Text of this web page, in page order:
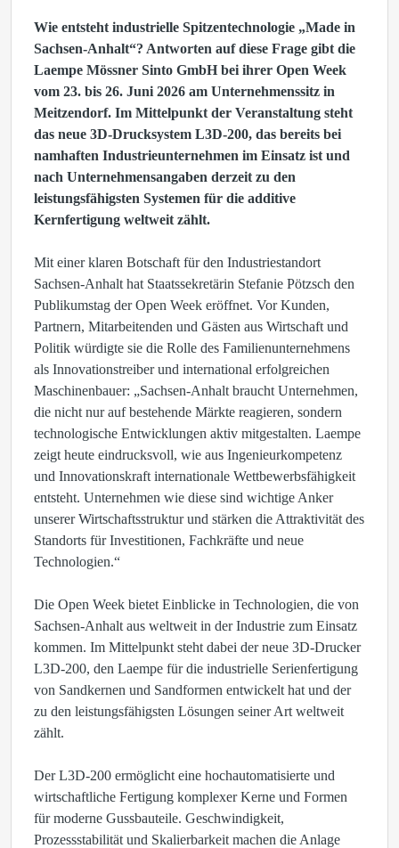
Wie entsteht industrielle Spitzentechnologie „Made in
Sachsen-Anhalt“? Antworten auf diese Frage gibt die
Laempe Mössner Sinto GmbH bei ihrer Open Week
vom 23. bis 26. Juni 2026 am Unternehmenssitz in
Meitzendorf. Im Mittelpunkt der Veranstaltung steht
das neue 3D-Drucksystem L3D-200, das bereits bei
namhaften Industrieunternehmen im Einsatz ist und
nach Unternehmensangaben derzeit zu den
leistungsfähigsten Systemen für die additive
Kernfertigung weltweit zählt.
Mit einer klaren Botschaft für den Industriestandort
Sachsen-Anhalt hat Staatssekretärin Stefanie Pötzsch den
Publikumstag der Open Week eröffnet. Vor Kunden,
Partnern, Mitarbeitenden und Gästen aus Wirtschaft und
Politik würdigte sie die Rolle des Familienunternehmens
als Innovationstreiber und international erfolgreichen
Maschinenbauer: „Sachsen-Anhalt braucht Unternehmen,
die nicht nur auf bestehende Märkte reagieren, sondern
technologische Entwicklungen aktiv mitgestalten. Laempe
zeigt heute eindrucksvoll, wie aus Ingenieurkompetenz
und Innovationskraft internationale Wettbewerbsfähigkeit
entsteht. Unternehmen wie diese sind wichtige Anker
unserer Wirtschaftsstruktur und stärken die Attraktivität des
Standorts für Investitionen, Fachkräfte und neue
Technologien.“
Die Open Week bietet Einblicke in Technologien, die von
Sachsen-Anhalt aus weltweit in der Industrie zum Einsatz
kommen. Im Mittelpunkt steht dabei der neue 3D-Drucker
L3D-200, den Laempe für die industrielle Serienfertigung
von Sandkernen und Sandformen entwickelt hat und der
zu den leistungsfähigsten Lösungen seiner Art weltweit
zählt.
Der L3D-200 ermöglicht eine hochautomatisierte und
wirtschaftliche Fertigung komplexer Kerne und Formen
für moderne Gussbauteile. Geschwindigkeit,
Prozessstabilität und Skalierbarkeit machen die Anlage